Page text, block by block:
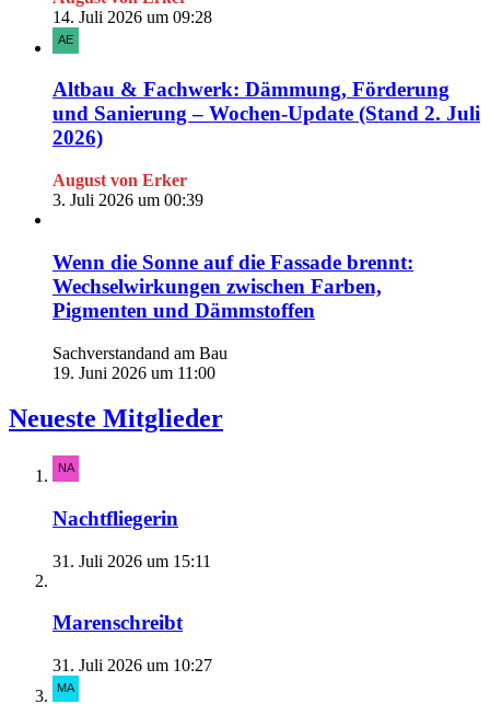
14. Juli 2026 um 09:28
Altbau & Fachwerk: Dämmung, Förderung
und Sanierung – Wochen-Update (Stand 2. Juli
2026)
August von Erker
3. Juli 2026 um 00:39
Wenn die Sonne auf die Fassade brennt:
Wechselwirkungen zwischen Farben,
Pigmenten und Dämmstoffen
Sachverstandand am Bau
19. Juni 2026 um 11:00
Neueste Mitglieder
Nachtfliegerin
31. Juli 2026 um 15:11
Marenschreibt
31. Juli 2026 um 10:27